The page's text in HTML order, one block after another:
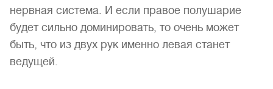
нервная система. И если правое полушарие
будет сильно доминировать, то очень может
быть, что из двух рук именно левая станет
ведущей.